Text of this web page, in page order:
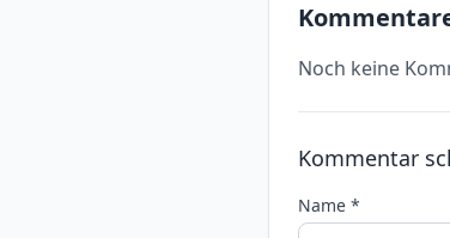
Noch keine
Kommentar
Name *